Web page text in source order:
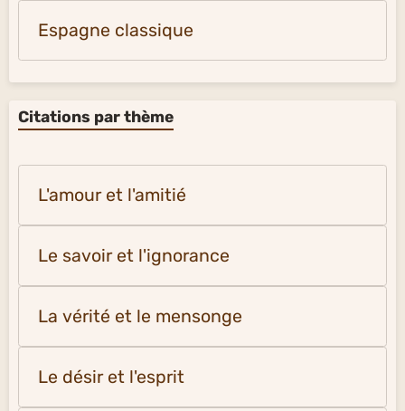
Espagne classique
Citations par thème
L'amour et l'amitié
Le savoir et l'ignorance
La vérité et le mensonge
Le désir et l'esprit